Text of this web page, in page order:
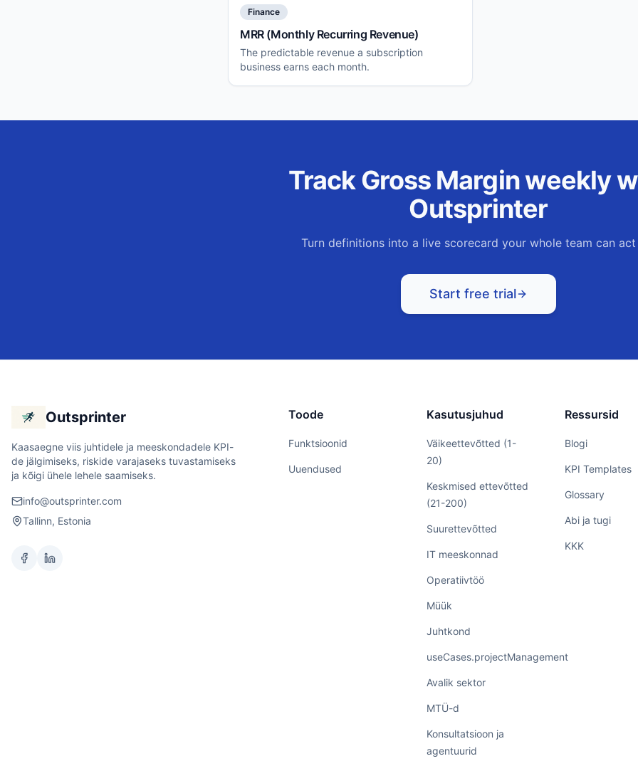
Finance
MRR (Monthly Recurring Revenue)
The predictable revenue a subscription
business earns each month.
TrackGross Marginweekly
Outsprinter
Turn definitions into a live scorecard your whole team can act
Start free trial
Outsprinter
Kaasaegne viis juhtidele ja meeskondadele KPI-
de jälgimiseks, riskide varajaseks tuvastamiseks
ja kõigi ühele lehele saamiseks.
info@outsprinter.com
Tallinn, Estonia
Toode
Funktsioonid
Uuendused
Kasutusjuhud
Väikeettevõtted (1-
20)
Keskmised ettevõtted
(21-200)
Suurettevõtted
IT meeskonnad
Operatiivtöö
Müük
Juhtkond
useCases.projectManagement
Avalik sektor
MTÜ-d
Konsultatsioon ja
agentuurid
Ressursid
Blogi
KPI Templates
Glossary
Abi ja tugi
KKK